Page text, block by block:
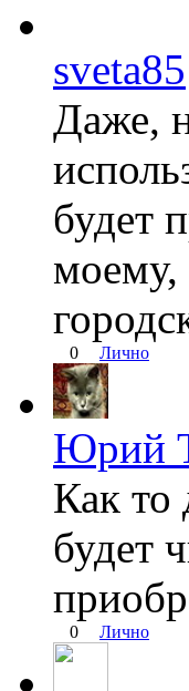
sveta85
Даже,
будет
моему,
0 Лично
Юрий
Как то
будет
0 Лично